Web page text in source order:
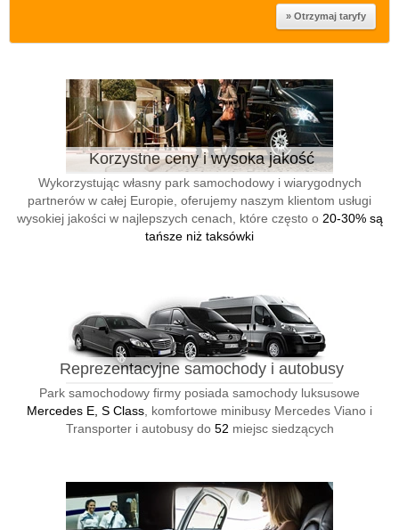
Korzystne ceny i wysoka jakość
Wykorzystując własny park samochodowy i wiarygodnych
partnerów w całej Europie, oferujemy naszym klientom usługi
wysokiej jakości w najlepszych cenach, które często o 20-30% są
tańsze niż taksówki
Reprezentacyjne samochody i autobusy
Park samochodowy firmy posiada samochody luksusowe
Mercedes E, S Class , komfortowe minibusy Mercedes Viano i
Transporter i autobusy do 52 miejsc siedzących